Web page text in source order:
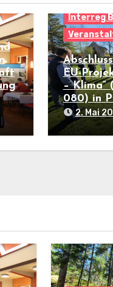
Interreg
EU-
– Klima“
080) in
2. Mai